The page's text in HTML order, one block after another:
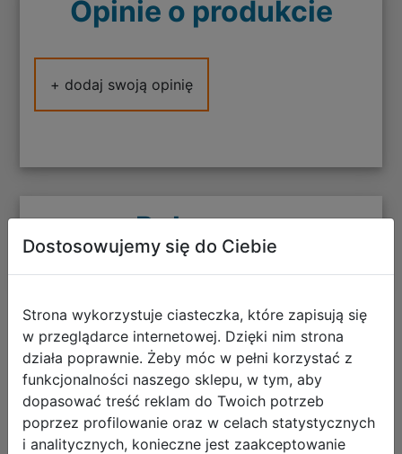
Opinie o produkcie
+ dodaj swoją opinię
Polecane
CoolPack Zestaw Szkolny Buddy 5el.
Plecak Jerry F029959 + Worek
F159959 + Piórnik F062959 +
Z17959 + Z18959
Dostosowujemy się do Ciebie
Strona wykorzystuje ciasteczka, które zapisują się
w przeglądarce internetowej. Dzięki nim strona
działa poprawnie. Żeby móc w pełni korzystać z
funkcjonalności naszego sklepu, w tym, aby
dopasować treść reklam do Twoich potrzeb
poprzez profilowanie oraz w celach statystycznych
i analitycznych, konieczne jest zaakceptowanie